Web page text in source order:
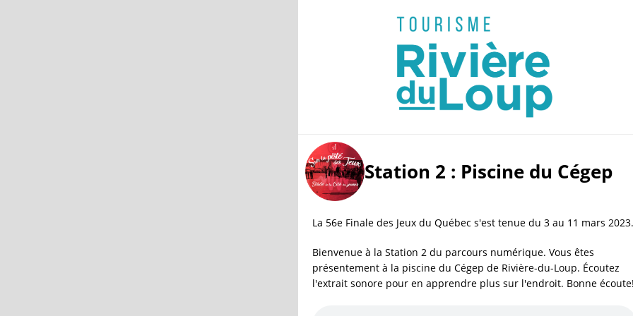
Station 2 : Piscine du Cégep
La 56e Finale des Jeux du Québec s'est tenue du 3 au 11 mars 2023.
Bienvenue à la Station 2 du parcours numérique. Vous êtes
présentement à la piscine du Cégep de Rivière-du-Loup. Écoutez
l'extrait sonore pour en apprendre plus sur l'endroit. Bonne